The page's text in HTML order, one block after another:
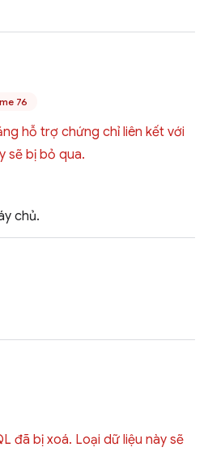
76
hỗ trợ chứng chỉ liên kết với
sẽ bị bỏ qua.
chủ.
đã bị xoá. Loại dữ liệu này sẽ